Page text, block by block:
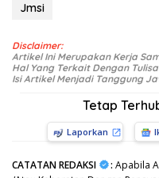
Jmsi
Disclaimer:
Artikel Ini Merupakan Kerja
Hal Yang Terkait Dengan
Isi Artikel Menjadi Tanggung
Tetap
Laporkan
CATATAN REDAKSI : Apabila